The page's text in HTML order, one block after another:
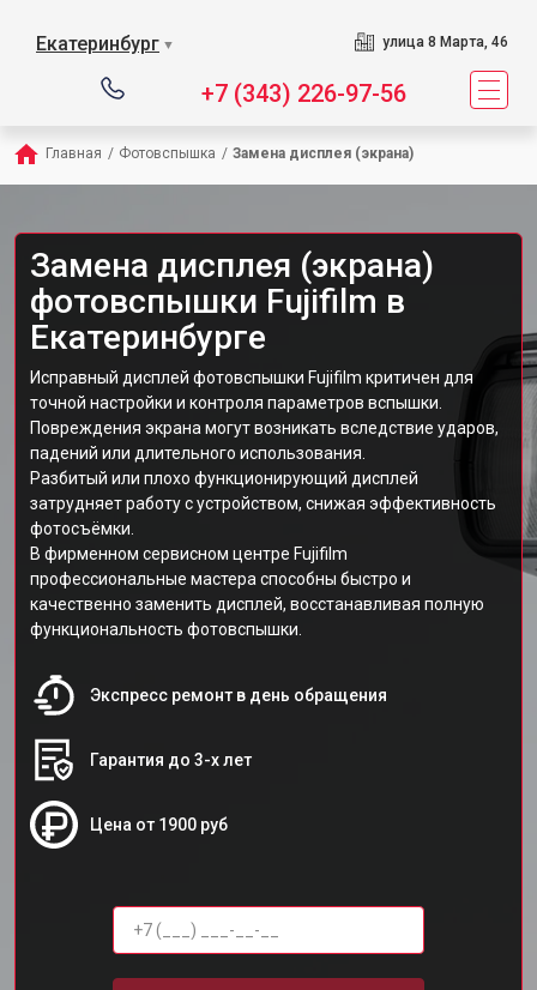
Екатеринбург ▼ улица 8 Марта, 46
+7 (343) 226-97-56
Главная / Фотовспышка / Замена дисплея (экрана)
Замена дисплея (экрана)
фотовспышки Fujifilm в
Екатеринбурге
Исправный дисплей фотовспышки Fujifilm критичен для
точной настройки и контроля параметров вспышки.
Повреждения экрана могут возникать вследствие ударов,
падений или длительного использования.
Разбитый или плохо функционирующий дисплей
затрудняет работу с устройством, снижая эффективность
фотосъёмки.
В фирменном сервисном центре Fujifilm
профессиональные мастера способны быстро и
качественно заменить дисплей, восстанавливая полную
функциональность фотовспышки.
Экспресс ремонт в день обращения
Гарантия до 3-х лет
Цена от 1900 руб